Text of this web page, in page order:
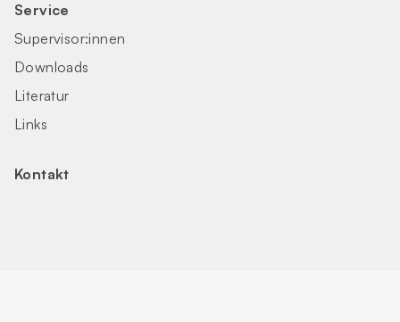
Service
Supervisor:innen
Downloads
Literatur
Links
Kontakt